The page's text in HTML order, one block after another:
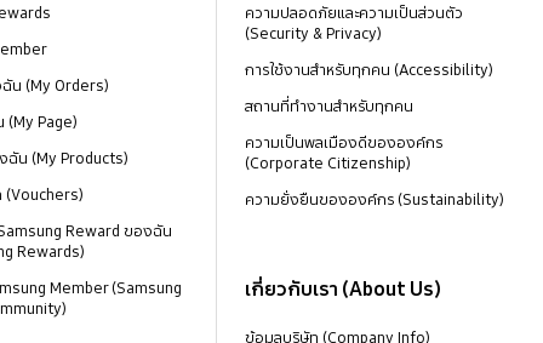
น (My Orders)
Page)
น (My Products)
Reward ของฉัน
Rewards)
Member (Samsung
ความปลอดภัยและความเป็นส่วนตัว
(Security & Privacy)
การใช้งานสำหรับทุกคน (Accessibility)
สถานที่ทำงานสำหรับทุกคน
ความเป็นพลเมืองดีขององค์กร
(Corporate Citizenship)
ความยั่งยืนขององค์กร (Sustainability)
เกี่ยวกับเรา (About Us)
ข้อมูลบริษัท (Company Info)